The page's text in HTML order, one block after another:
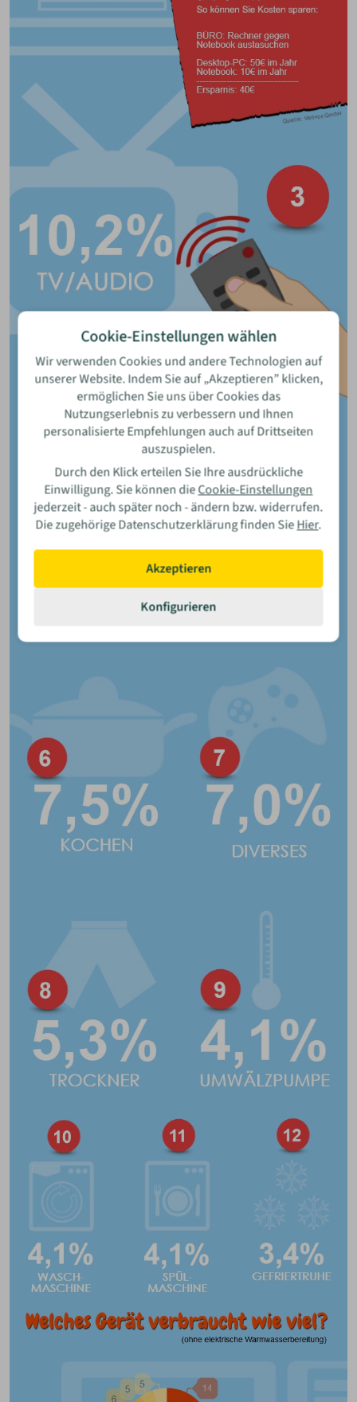
Cookie-Einstellungen wählen
Wir verwenden Cookies und andere Technologien auf
unserer Website. Indem Sie auf „Akzeptieren” klicken,
ermöglichen Sie uns über Cookies das
Nutzungserlebnis zu verbessern und Ihnen
personalisierte Empfehlungen auch auf Drittseiten
auszuspielen.
Durch den Klick erteilen Sie Ihre ausdrückliche
Einwilligung. Sie können dieCookie-Einstellungen
jederzeit - auch später noch - ändern bzw. widerrufen.
Die zugehörige Datenschutzerklärung finden SieHier.
Akzeptieren
Konfigurieren